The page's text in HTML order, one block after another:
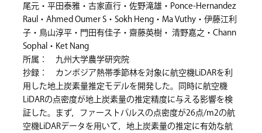
尾元・平田泰雅・古家直行・佐野滝雄・Ponce-Hernandez
Raul・Ahmed Oumer S・Sokh Heng・Ma Vuthy・伊藤江利
子・鳥山淳平・門田有佳子・齋藤英樹・ 清野嘉之・Chann
Sophal・Ket Nang
所属： 九州大学農学研究院
抄録： カンボジア熱帯季節林を対象に航空機LiDARを利
用した地上炭素量推定モデルを開発した。同時に航空機
LiDARの点密度が地上炭素量の推定精度に与える影響を検
証した。まず，ファーストパルスの点密度が26点/m2の航
空機LiDARデータを用いて，地上炭素量の推定に有効な航